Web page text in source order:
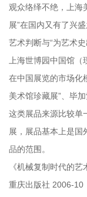
观众络绎不绝，上海
展”在国内又有了兴
艺术判断与“为艺术
上海世博园中国馆
在中国展览的市场化
美术馆珍藏展”、毕
这类展品来源比较单
展，展品基本上是国
品的范围。
《机械复制时代的艺
重庆出版社 2006-10